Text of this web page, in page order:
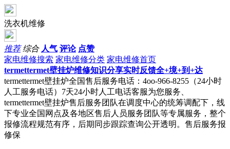
洗衣机维修
推荐 综合 人气 评论 点赞
家电维修搜索 家电维修分类 家电维修首页
termettermet壁挂炉维修知识分享实时反馈全+境+到+达
termettermet壁挂炉全国售后服务电话：4oo-966-8255（24小时
人工服务电话）7天24小时人工电话客服为您服务、
termettermet壁挂炉售后服务团队在调度中心的统筹调配下，线
下专业全国网点及各地区售后人员服务团队等专属服务，整个
报修流程规范有序，后期同步跟踪查询公开透明。售后服务报
修保